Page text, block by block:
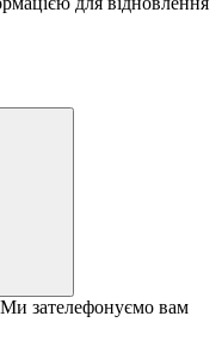
зателефонуємо вам